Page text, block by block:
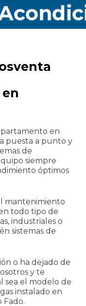
en
puesta a punto y
de
siempre
óptimos
mantenimiento
todo tipo de
industriales o
sistemas de
o ha dejado de
y te
sea el modelo de
instalado en
Fado.